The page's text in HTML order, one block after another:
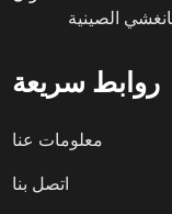
الصينية
روابط سريعة
معلومات عنا
اتصل بنا